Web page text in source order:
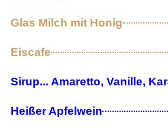
Glas Milch mit Honig
Eiscafe
Sirup... Amaretto, Vanille,
Heißer Apfelwein